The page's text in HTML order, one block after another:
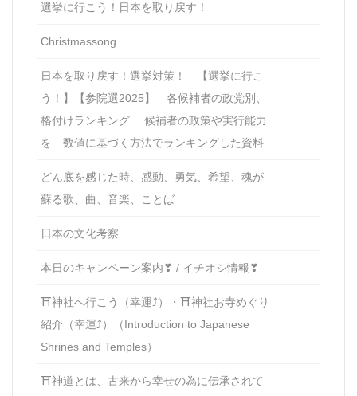
選挙に行こう！日本を取り戻す！
Christmassong
日本を取り戻す！選挙対策！ 【選挙に行こ
う！】【参院選2025】 各候補者の政党別、
格付けランキング 候補者の政策や実行能力
を 数値に基づく方法でランキングした資料
どん底を感じた時、感動、勇気、希望、魂が
蘇る歌、曲、音楽、ことば
日本の文化考察
本日のキャンペーン案内❣ / イチオシ情報❣
⛩神社へ行こう（幸運⤴）・⛩神社お寺めぐり
紹介（幸運⤴）（Introduction to Japanese
Shrines and Temples）
⛩神道とは、古来から幸せの為に伝承されて